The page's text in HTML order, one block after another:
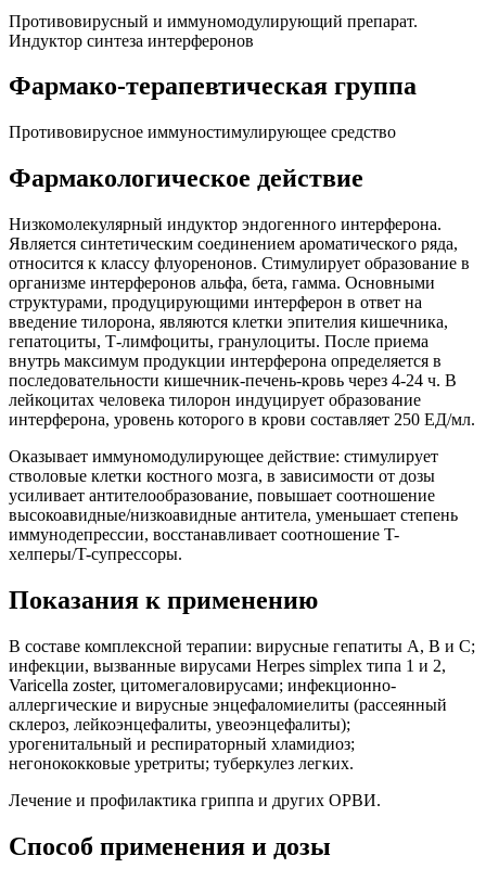
Противовирусный и иммуномодулирующий препарат.
Индуктор синтеза интерферонов
Фармако-терапевтическая группа
Противовирусное иммуностимулирующее средство
Фармакологическое действие
Низкомолекулярный индуктор эндогенного интерферона.
Является синтетическим соединением ароматического ряда,
относится к классу флуоренонов. Стимулирует образование в
организме интерферонов альфа, бета, гамма. Основными
структурами, продуцирующими интерферон в ответ на
введение тилорона, являются клетки эпителия кишечника,
гепатоциты, Т-лимфоциты, гранулоциты. После приема
внутрь максимум продукции интерферона определяется в
последовательности кишечник-печень-кровь через 4-24 ч. В
лейкоцитах человека тилорон индуцирует образование
интерферона, уровень которого в крови составляет 250 ЕД/мл.
Оказывает иммуномодулирующее действие: стимулирует
стволовые клетки костного мозга, в зависимости от дозы
усиливает антителообразование, повышает соотношение
высокоавидные/низкоавидные антитела, уменьшает степень
иммунодепрессии, восстанавливает соотношение T-
хелперы/T-супрессоры.
Показания к применению
В составе комплексной терапии: вирусные гепатиты А, В и С;
инфекции, вызванные вирусами Herpes simplex типа 1 и 2,
Varicella zoster, цитомегаловирусами; инфекционно-
аллергические и вирусные энцефаломиелиты (рассеянный
склероз, лейкоэнцефалиты, увеоэнцефалиты);
урогенитальный и респираторный хламидиоз;
негонококковые уретриты; туберкулез легких.
Лечение и профилактика гриппа и других ОРВИ.
Способ применения и дозы